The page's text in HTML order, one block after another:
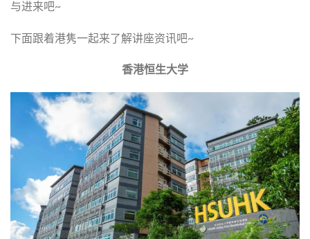
与进来吧~
下面跟着港隽一起来了解讲座资讯吧~
香港恒生大学